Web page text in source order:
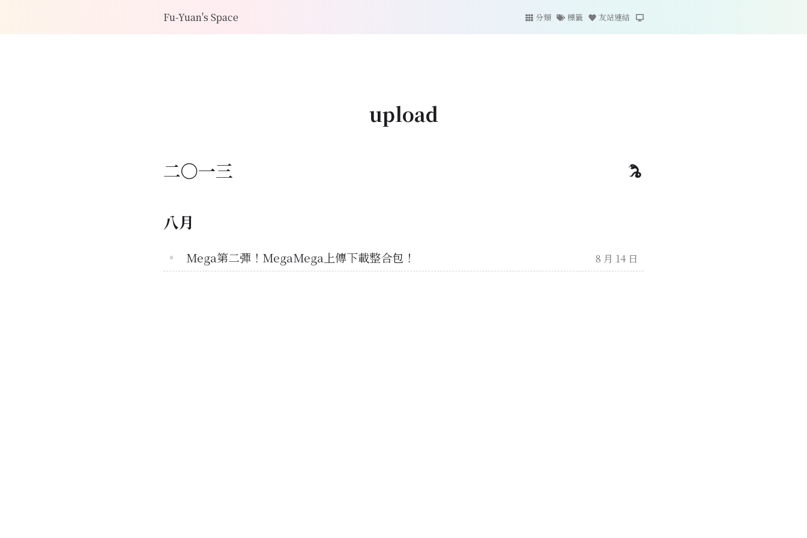
Fu-Yuan's Space 分類 標籤 友站連結
upload
二〇一三
八月
Mega第二彈！MegaMega上傳下載整合包！ 8 月 14 日